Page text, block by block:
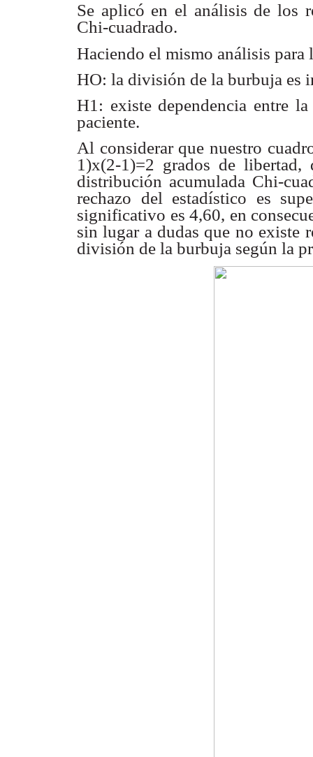
Se aplicó en el análisis de los
Chi-cuadrado.
Haciendo el mismo análisis
HO: la división de la burbuja es
H1: existe dependencia entre
paciente.
Al considerar que nuestro
1)x(2-1)=2 grados delibertad,
distribución acumulada Chi-
rechazo del estadístico es
significativo es 4,60, en
sin lugar a dudas que no existe
división de la burbuja según la